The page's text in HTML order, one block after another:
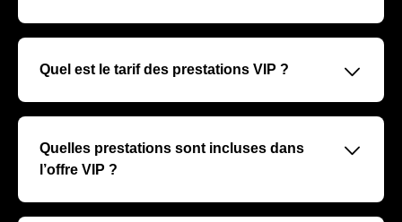
Nous conseillons de faire votre demande au minimum
préparation optimale de votre prestation VIP.
Quel est le tarif des prestations VIP ? 􀆈
Les tarifs varient selon la formule choisie, le match et le
demande, un commercial vous transmettra un devis
personnalisé.
Quelles prestations sont incluses dans
l’offre VIP ?
􀆈
Nos prestations VIP comprennent un accès exclusif au